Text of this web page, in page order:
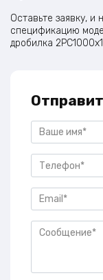
Оставьте заявку, и
спецификацию
дробилка